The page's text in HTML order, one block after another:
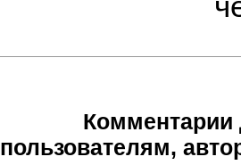
Комментарии
пользователям,